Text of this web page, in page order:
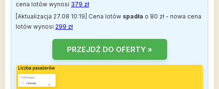
cena lotów wynosi 379 zł
[Aktualizacja 27.08 10:19] Cena lotów spadła o 80 zł - nowa cena
lotów wynosi 299 zł
PRZEJDŹ DO OFERTY »